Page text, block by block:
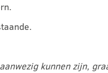
kunnen zijn,